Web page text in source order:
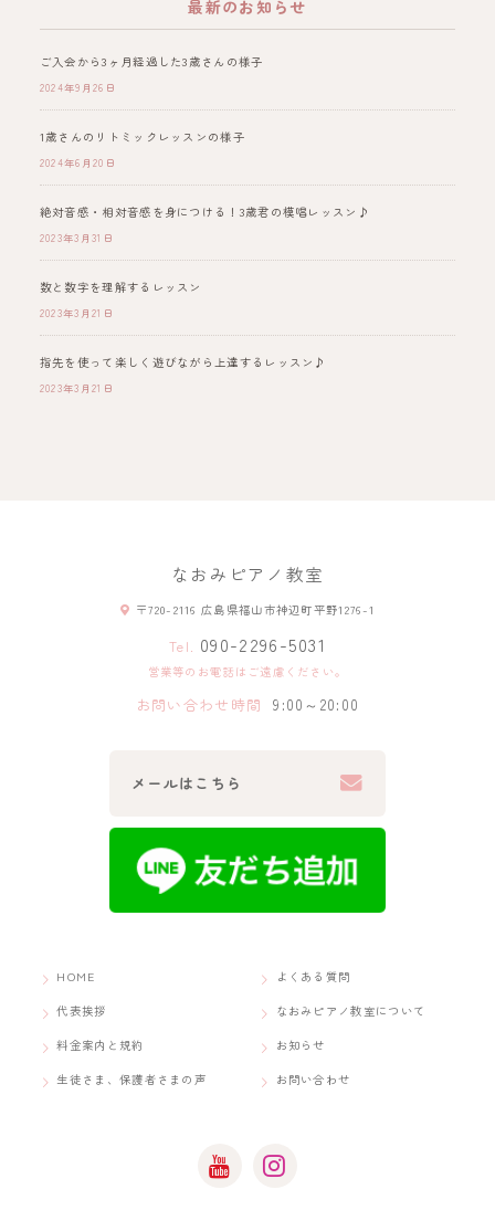
最新のお知らせ
ご入会から3ヶ月経過した3歳さんの様子
2024年9月26日
1歳さんのリトミックレッスンの様子
2024年6月20日
絶対音感・相対音感を身につける！3歳君の模唱レッスン♪
2023年3月31日
数と数字を理解するレッスン
2023年3月21日
指先を使って楽しく遊びながら上達するレッスン♪
2023年3月21日
なおみピアノ教室
〒720-2116 広島県福山市神辺町平野1276-1
Tel. 090-2296-5031
営業等のお電話はご遠慮ください。
お問い合わせ時間 9:00～20:00
メールはこちら
HOME
代表挨拶
料金案内と規約
生徒さま、保護者さまの声
よくある質問
なおみピアノ教室について
お知らせ
お問い合わせ